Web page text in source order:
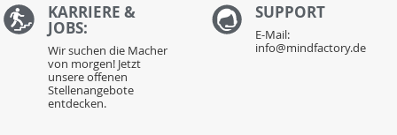
KARRIERE &
JOBS:
Wir suchen die Macher
von morgen! Jetzt
unsere offenen
Stellenangebote
entdecken.
SUPPORT
E-Mail:
info@mindfactory.de